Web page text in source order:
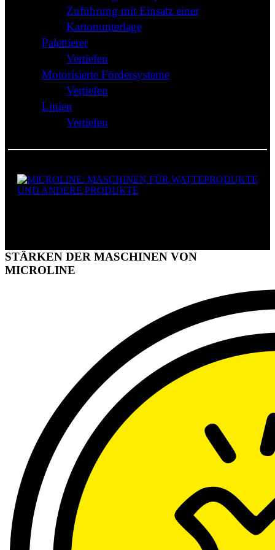
Zuführung mit Einsatz einer
Kartonunterlage
Palettierer
Vertiefen
Motorisierte Fördersysteme
Vertiefen
Linien
Vertiefen
STÄRKEN DER MASCHINEN VON
MICROLINE